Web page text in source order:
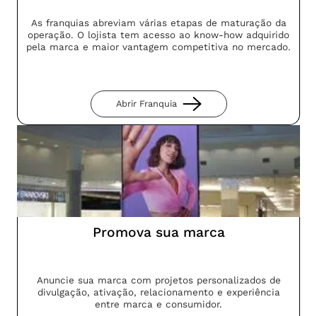
As franquias abreviam várias etapas de maturação da
operação. O lojista tem acesso ao know-how adquirido
pela marca e maior vantagem competitiva no mercado.
Abrir Franquia
Promova sua marca
Anuncie sua marca com projetos personalizados de
divulgação, ativação, relacionamento e experiência
entre marca e consumidor.